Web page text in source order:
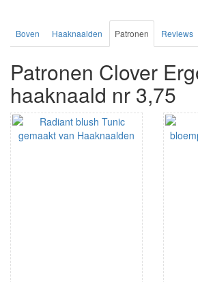
Boven Haaknaalden Patronen Reviews
Patronen Clover
haaknaald nr 3,75